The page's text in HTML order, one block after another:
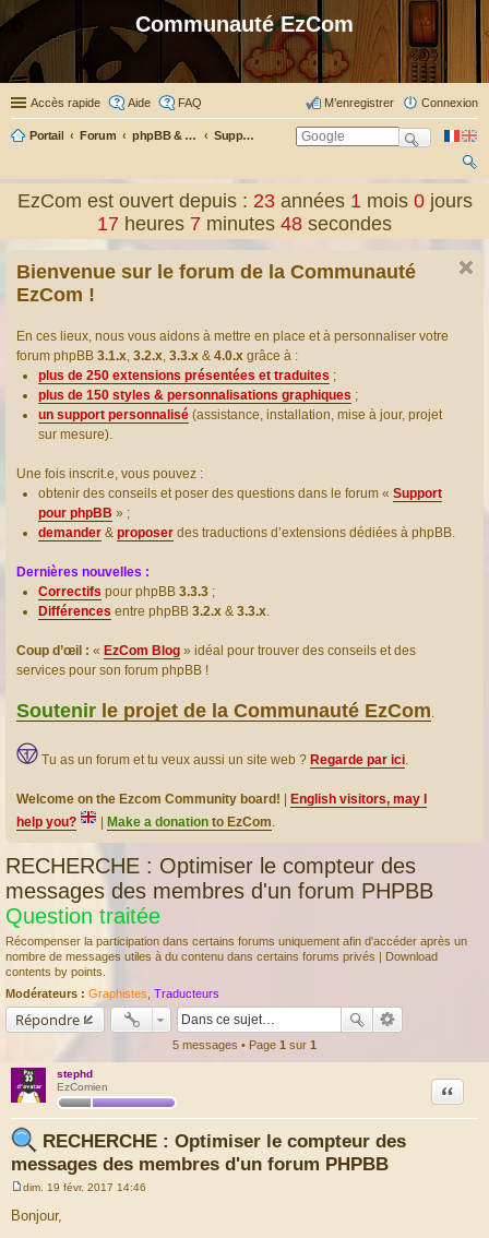
Communauté EzCom
Accès rapide Aide FAQ Connexion
M’enregistrer
Portail Forum phpBB & Co Support pour phpBB
ch
er
EzCom est ouvert depuis : 23 années1 mois0 jours
17 heures 7 minutes 49 secondes
Bienvenue sur le forum de la Communauté
EzCom !
En ces lieux, nous vous aidons à mettre en place et à personnaliser votre
forum phpBB 3.1.x, 3.2.x, 3.3.x & 4.0.x grâce à :
plus de 250 extensions présentées et traduites ;
plus de 150 styles & personnalisations graphiques ;
un support personnalisé (assistance, installation, mise à jour, projet
sur mesure).
Une fois inscrit.e, vous pouvez :
obtenir des conseils et poser des questions dans le forum « Support
pour phpBB » ;
demander & proposer des traductions d’extensions dédiées à phpBB.
Dernières nouvelles :
Correctifs pour phpBB 3.3.3 ;
Différences entre phpBB 3.2.x & 3.3.x.
Coup d’œil : « EzCom Blog » idéal pour trouver des conseils et des
services pour son forum phpBB !
Soutenir le projet de la Communauté EzCom.
Tu as un forum et tu veux aussi un site web ? Regarde par ici.
Welcome on the Ezcom Community board!
English visitors, may I
help you?
Make a donation to EzCom.
RECHERCHE : Optimiser le compteur des
messages des membres d'un forum PHPBB
Question traitée
Récompenser la participation dans certains forums uniquement afin d'accéder après un
nombre de messages utiles à du contenu dans certains forums privés | Download
contents by points.
Modérateurs : Graphistes Traducteurs
Répondre
5 messages • Page 1 sur 1
stephd
EzComien
RECHERCHE : Optimiser le compteur des
messages des membres d'un forum PHPBB
Citation
s
dim. 19 févr. 2017 14:46
Bonjour,